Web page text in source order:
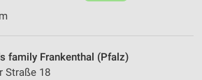
family Frankenthal (Pfalz)
Straße 18